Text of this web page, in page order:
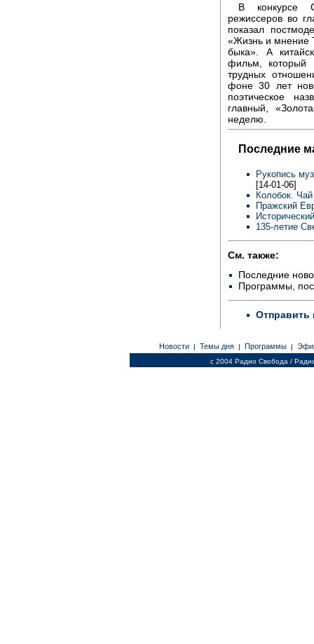
В конкурсе
режиссеров во
показал
«Жизнь и мнение
быка». А
фильм, который
трудных
фоне 30 лет
поэтическое
главный,
неделю.
Последние
Рукопись
[14-01-06]
Колобок.
Пражский
135-летие
См. также:
Последние
Программы,
Отправить
Новости | Темы дня | Программы |
c 2004 Радио Свобода /